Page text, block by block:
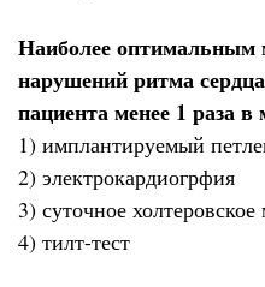
Наиболее оптимальным
нарушений ритма
пациента менее 1 раза в
1) имплантируемый
2) электрокардиогрфия
3) суточное
4) тилт-тест